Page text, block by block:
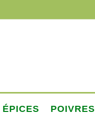
ÉPICES POIVRES